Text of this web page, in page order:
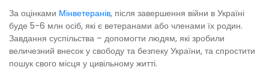
За оцінками Мінветеранів, після завершення війни в Україні
буде 5-6 млн осіб, які є ветеранами або членами їх родин.
Завдання суспільства – допомогти людям, які зробили
величезний внесок у свободу та безпеку України, та спростити
пошук свого місця у цивільному житті.